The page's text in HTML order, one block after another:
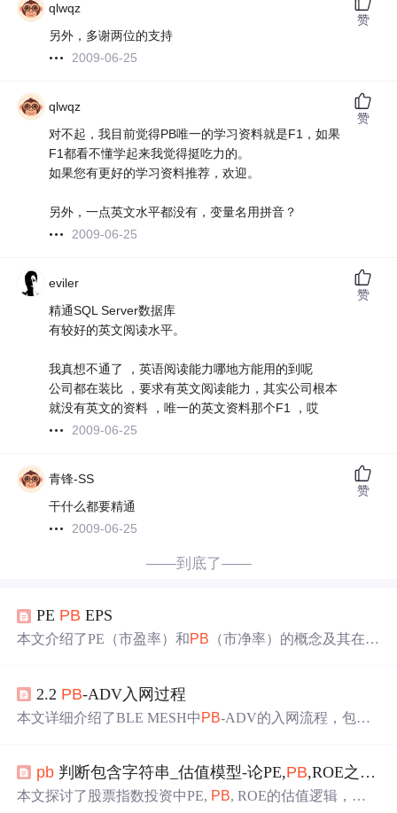
qlwqz
另外，多谢两位的支持
2009-06-25
赞
qlwqz
对不起，我目前觉得PB唯一的学习资料就是F1，如果
F1都看不懂学起来我觉得挺吃力的。
如果您有更好的学习资料推荐，欢迎。
另外，一点英文水平都没有，变量名用拼音？
2009-06-25
赞
eviler
精通SQL Server数据库
有较好的英文阅读水平。
我真想不通了 ，英语阅读能力哪地方能用的到呢
公司都在装比 ，要求有英文阅读能力，其实公司根本
就没有英文的资料 ，唯一的英文资料那个F1 ，哎
2009-06-25
赞
青锋-SS
干什么都要精通
2009-06-25
赞
——到底了——
PE PB EPS
本文介绍了PE（市盈率）和PB （市净率）的概念及其在金
企业。同时，文章强调了每股收益（EPS）在评估企业盈
利能力中的作用，并指出合理结合ROE进行分析的重要
2.2 PB-ADV入网过程
本文详细介绍了BLE MESH中 PB-ADV的入网流程，包括L
ric Provisioning PDUs进行配置，最大PDU限制为24字节。
入网流程涉及Generic Mesh Provisioning Link Open、Ack、
pb 判断包含字符串_估值模型-论PE,PB,ROE之间的内在逻辑关系
本文探讨了股票指数投资中PE, PB, ROE的估值逻辑，指